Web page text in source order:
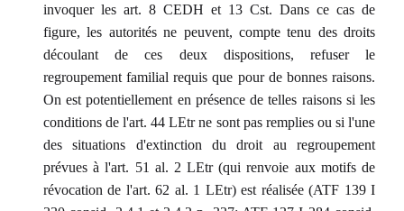
invoquer les art. 8 CEDH et 13 Cst. Dans ce cas de
figure, les autorités ne peuvent, compte tenu des droits
découlant de ces deux dispositions, refuser le
regroupement familial requis que pour de bonnes raisons.
On est potentiellement en présence de telles raisons si les
conditions de l'art. 44 LEtr ne sont pas remplies ou si l'une
des situations d'extinction du droit au regroupement
prévues à l'art. 51 al. 2 LEtr (qui renvoie aux motifs de
révocation de l'art. 62 al. 1 LEtr) est réalisée (ATF 139 I